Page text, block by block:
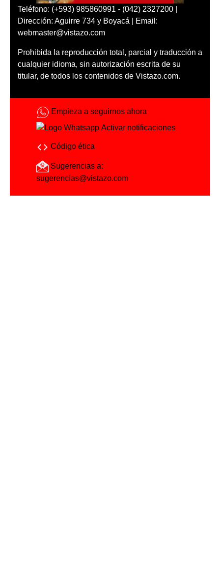
Teléfono: (+593) 985860991 - (042) 2327200 |
Dirección: Aguirre 734 y Boyacá | Email:
webmaster@vistazo.com
Prohibida la reproducción total, parcial y traducción a
cualquier idioma, sin autorización escrita de su
titular, de todos los contenidos de Vistazo.com.
Empieza a seguirnos ahora
Activar notificaciones
Código ética
Sugerencias a:
sugerencias@vistazo.com